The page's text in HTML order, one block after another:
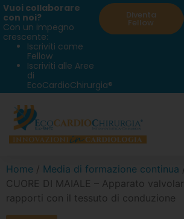
Vuoi collaborare
con noi?
Con un impegno
crescente:
Iscriviti come
Fellow
Iscriviti alle Aree
di
EcoCardioChirurgia®
Diventa
Fellow
Home / Media di formazione continua
CUORE DI MAIALE – Apparato
rapporti con il tessuto di conduzione